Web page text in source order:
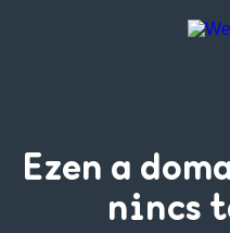
Ezen a
nincs